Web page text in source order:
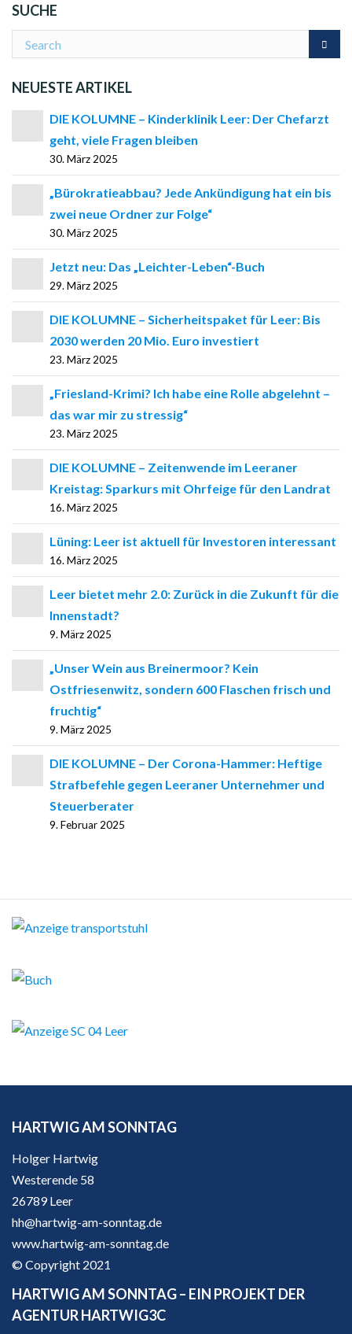
SUCHE
NEUESTE ARTIKEL
DIE KOLUMNE – Kinderklinik Leer: Der Chefarzt
geht, viele Fragen bleiben
30. März 2025
„Bürokratieabbau? Jede Ankündigung hat ein bis
zwei neue Ordner zur Folge“
30. März 2025
Jetzt neu: Das „Leichter-Leben“-Buch
29. März 2025
DIE KOLUMNE – Sicherheitspaket für Leer: Bis
2030 werden 20 Mio. Euro investiert
23. März 2025
„Friesland-Krimi? Ich habe eine Rolle abgelehnt –
das war mir zu stressig“
23. März 2025
DIE KOLUMNE – Zeitenwende im Leeraner
Kreistag: Sparkurs mit Ohrfeige für den Landrat
16. März 2025
Lüning: Leer ist aktuell für Investoren interessant
16. März 2025
Leer bietet mehr 2.0: Zurück in die Zukunft für die
Innenstadt?
9. März 2025
„Unser Wein aus Breinermoor? Kein
Ostfriesenwitz, sondern 600 Flaschen frisch und
fruchtig“
9. März 2025
DIE KOLUMNE – Der Corona-Hammer: Heftige
Strafbefehle gegen Leeraner Unternehmer und
Steuerberater
9. Februar 2025
HARTWIG AM SONNTAG
Holger Hartwig
Westerende 58
26789 Leer
hh@hartwig-am-sonntag.de
www.hartwig-am-sonntag.de
© Copyright 2021
HARTWIG AM SONNTAG – EIN PROJEKT DER
AGENTUR HARTWIG3C